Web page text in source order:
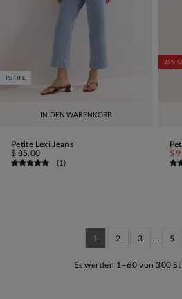
IN DEN WARENKORB
PETITE
Petite Lexi Jeans
$ 85.00
(1)
25%
$
1 2 3 ... 5
Es werden 1–60 von 300